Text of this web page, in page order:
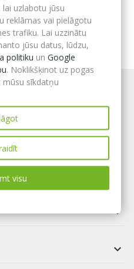


uzlabotu jūsu
reklāmas vai pielāgotu
trafiku. Lai uzzinātu
jūsu datus, lūdzu,
politiku unGoogle
. Noklikšķinot uz pogas
sīkdatņu
visu